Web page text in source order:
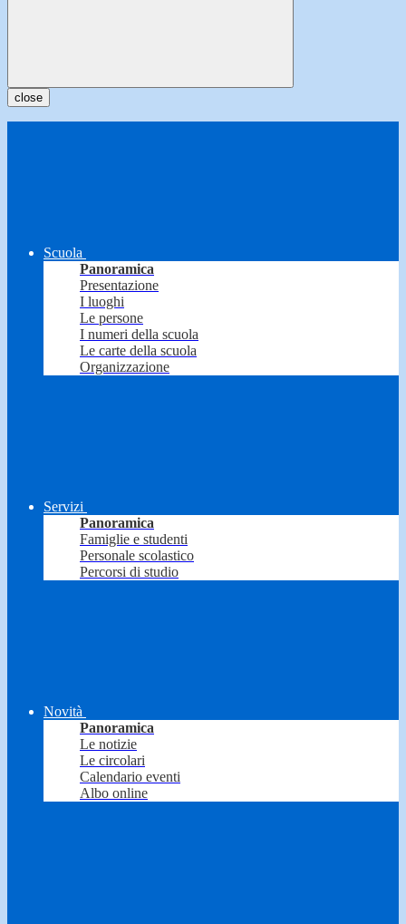
close
Scuola
Panoramica
Presentazione
I luoghi
Le persone
I numeri della scuola
Le carte della scuola
Organizzazione
Servizi
Panoramica
Famiglie e studenti
Personale scolastico
Percorsi di studio
Novità
Panoramica
Le notizie
Le circolari
Calendario eventi
Albo online